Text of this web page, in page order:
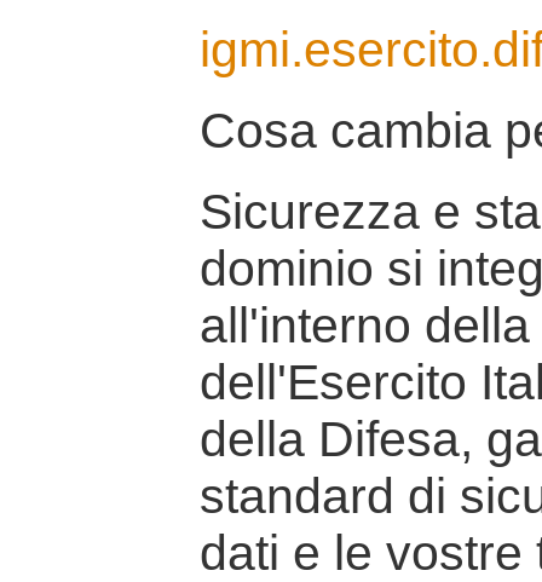
Cosa cambia
Sicurezza e
dominio si
all'interno
dell'Esercito
della Difesa,
standard di
dati e le vostre